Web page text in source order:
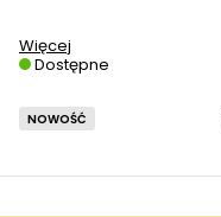
Więcej
Dostępne
NOWOŚĆ